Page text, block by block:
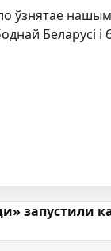
ўзнятае
Беларусі
запустили